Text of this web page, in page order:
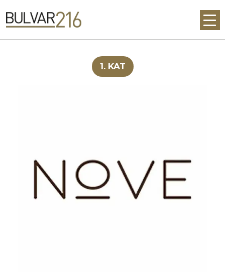
1. KAT